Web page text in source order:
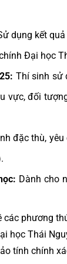
dụng kết
Đại học
Thí sinh sử
vực, đối
đặc thù,
Dành cho
các phương
học Thái
tính chính